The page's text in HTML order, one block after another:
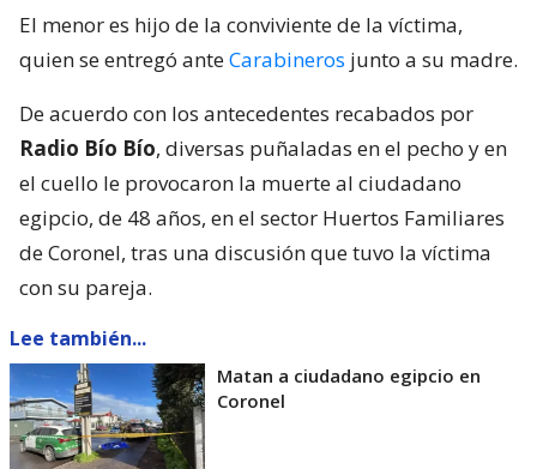
El menor es hijo de la conviviente de la víctima,
quien se entregó anteCarabineros junto a su madre.
De acuerdo con los antecedentes recabados por
Radio Bío Bío, diversas puñaladas en el pecho y en
el cuello le provocaron la muerte al ciudadano
egipcio, de 48 años, en el sector Huertos Familiares
de Coronel, tras una discusión que tuvo la víctima
con su pareja.
Lee también...
Matan a ciudadano egipcio en
Coronel